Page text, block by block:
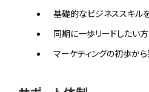
基礎的なビジネススキル
同期に一歩リードしたい方
マーケティングの初歩か